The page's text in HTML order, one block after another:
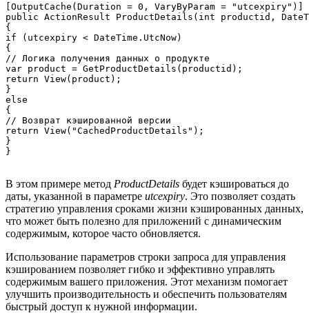
[OutputCache(Duration = 0, VaryByParam = "utcexpiry")]
public ActionResult ProductDetails(int productid,
{
if (utcexpiry < DateTime.UtcNow)
{
// Логика получения данных о продукте
var product = GetProductDetails(productid);
return View(product);
}
else
{
// Возврат кэшированной версии
return View("CachedProductDetails");
}
В этом примере метод ProductDetails будет кэшироваться до
даты, указанной в параметре utcexpiry. Это позволяет создать
стратегию управления сроками жизни кэшированных данных,
что может быть полезно для приложений с динамическим
содержимым, которое часто обновляется.
Использование параметров строки запроса для управления
кэшированием позволяет гибко и эффективно управлять
содержимым вашего приложения. Этот механизм помогает
улучшить производительность и обеспечить пользователям
быстрый доступ к нужной информации.